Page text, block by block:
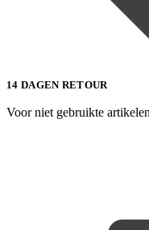
14 DAGEN RETOUR
Voor niet gebruikte artikelen